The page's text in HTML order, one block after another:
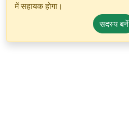
में सहायक होगा।
सदस्य बनें